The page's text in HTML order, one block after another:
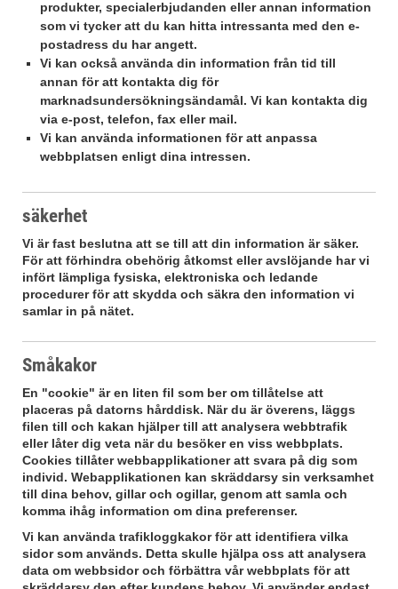
produkter, specialerbjudanden eller annan information
som vi tycker att du kan hitta intressanta med den e-
postadress du har angett.
Vi kan också använda din information från tid till
annan för att kontakta dig för
marknadsundersökningsändamål. Vi kan kontakta dig
via e-post, telefon, fax eller mail.
Vi kan använda informationen för att anpassa
webbplatsen enligt dina intressen.
säkerhet
Vi är fast beslutna att se till att din information är säker.
För att förhindra obehörig åtkomst eller avslöjande har vi
infört lämpliga fysiska, elektroniska och ledande
procedurer för att skydda och säkra den information vi
samlar in på nätet.
Småkakor
En "cookie" är en liten fil som ber om tillåtelse att
placeras på datorns hårddisk. När du är överens, läggs
filen till och kakan hjälper till att analysera webbtrafik
eller låter dig veta när du besöker en viss webbplats.
Cookies tillåter webbapplikationer att svara på dig som
individ. Webapplikationen kan skräddarsy sin verksamhet
till dina behov, gillar och ogillar, genom att samla och
komma ihåg information om dina preferenser.
Vi kan använda trafikloggkakor för att identifiera vilka
sidor som används. Detta skulle hjälpa oss att analysera
data om webbsidor och förbättra vår webbplats för att